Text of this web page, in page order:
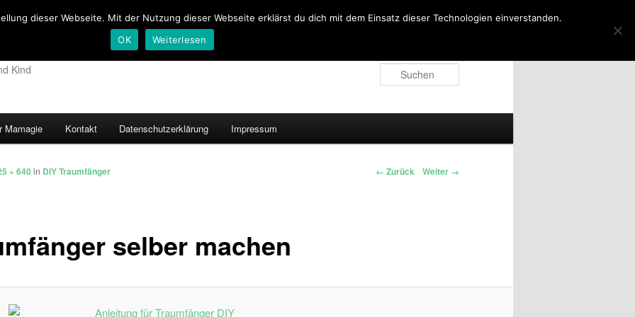
Kind
Mamagie Kontakt Datenschutzerklärung Impressum
← Zurück Weiter →
selber machen
× 640in DIY Traumfänger
dieser Webseite. Mit der Nutzung dieser Webseite erklärst du dich mit dem Einsatz dieser Technologien einverstanden.
OK
Weiterlesen